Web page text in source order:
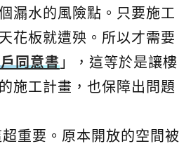
漏水的風險點。只要施工
花板就遭殃。所以才需要
同意書」，這等於是讓樓
施工計畫，也保障出問題
超重要。原本開放的空間被